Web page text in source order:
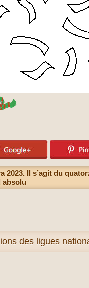
Il s’agit du
absolu
des ligues